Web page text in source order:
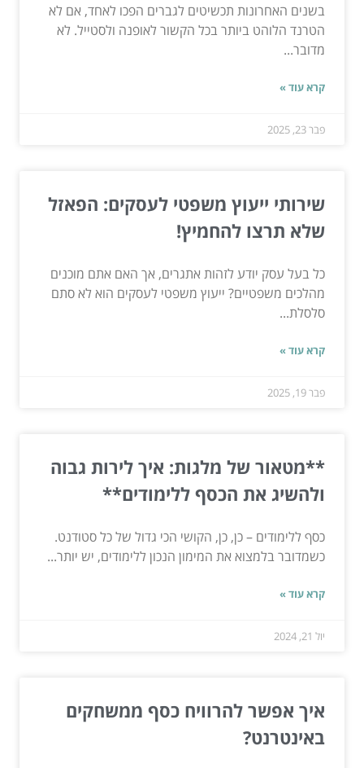
בשנים האחרונות תכשיטים לגברים הפכו לאחד, אם לא
הטרנד הלוהט ביותר בכל הקשור לאופנה ולסטייל. לא
מדובר...
קרא עוד »
פבר 23, 2025
שירותי ייעוץ משפטי לעסקים: הפאזל
שלא תרצו להחמיץ!
כל בעל עסק יודע לזהות אתגרים, אך האם אתם מוכנים
מהלכים משפטיים? ייעוץ משפטי לעסקים הוא לא סתם
סלסלת...
קרא עוד »
פבר 19, 2025
**מטאור של מלגות: איך לירות גבוה
ולהשיג את הכסף ללימודים**
כסף ללימודים – כן, כן, הקושי הכי גדול של כל סטודנט.
כשמדובר בלמצוא את המימון הנכון ללימודים, יש יותר...
קרא עוד »
יול 21, 2024
איך אפשר להרוויח כסף ממשחקים
באינטרנט?